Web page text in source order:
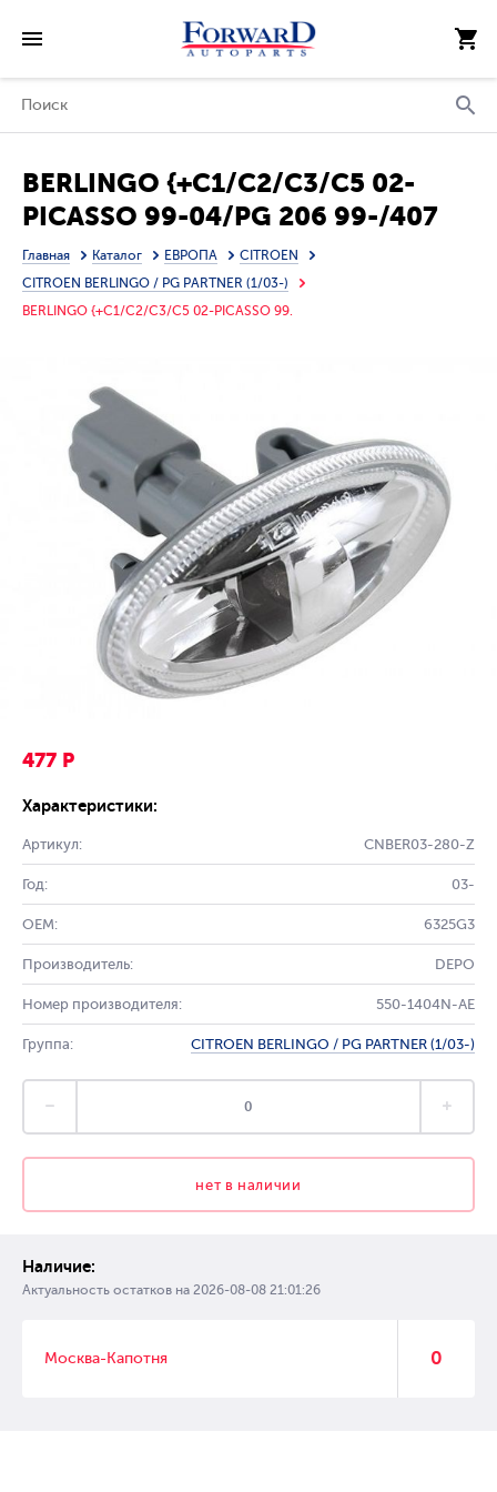
BERLINGO {+С1/С2/С3/С5 02-
PICASSO 99-04/PG 206 99-/407
04-/PARTNER 03-} ПОВТОРИТЕЛЬ
ПОВОРОТА В КРЫЛО Л=П (DEPO)
Главная Каталог ЕВРОПА
CITROEN
CITROEN BERLINGO / PG PARTNER (1/03-)
BERLINGO {+С1/С2/С3/С5 02-PICASSO 99.
477 Р
Характеристики:
Артикул: CNBER03-280-Z
Год: 03-
OEM: 6325G3
Производитель: DEPO
Номер производителя: 550-1404N-AE
Группа: CITROEN BERLINGO / PG PARTNER (1/03-)
нет в наличии
Наличие:
Актуальность остатков на 2026-08-08 21:01:26
Москва-Капотня 0